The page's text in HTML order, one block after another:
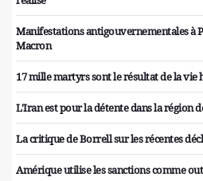
Manifestations antigouvernementales à
Macron
17 mille martyrs sont le résultat de la vie
L'Iran est pour la détente dans la région
La critique de Borrell sur les récentes
Amérique utilise les sanctions comme